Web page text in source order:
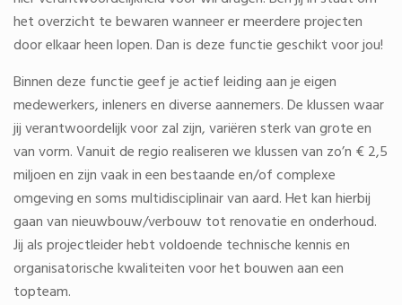
het overzicht te bewaren wanneer er meerdere projecten
door elkaar heen lopen. Dan is deze functie geschikt voor jou!
Binnen deze functie geef je actief leiding aan je eigen
medewerkers, inleners en diverse aannemers. De klussen waar
jij verantwoordelijk voor zal zijn, variëren sterk van grote en
van vorm. Vanuit de regio realiseren we klussen van zo’n € 2,5
miljoen en zijn vaak in een bestaande en/of complexe
omgeving en soms multidisciplinair van aard. Het kan hierbij
gaan van nieuwbouw/verbouw tot renovatie en onderhoud.
Jij als projectleider hebt voldoende technische kennis en
organisatorische kwaliteiten voor het bouwen aan een
topteam.